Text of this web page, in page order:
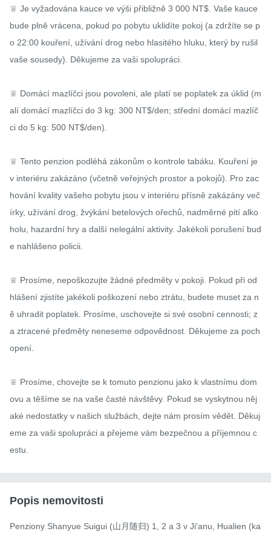
♕ Je vyžadována kauce ve výši přibližně 3 000 NT$. Vaše kauce
bude plně vrácena, pokud po pobytu uklidíte pokoj (a zdržíte se p
o 22:00 kouření, užívání drog nebo hlasitého hluku, který by rušil
vaše sousedy). Děkujeme za vaši spolupráci.
♕ Domácí mazlíčci jsou povoleni, ale platí se poplatek za úklid (m
alí domácí mazlíčci do 3 kg: 300 NT$/den; střední domácí mazlíč
ci do 5 kg: 500 NT$/den).
♕ Tento penzion podléhá zákonům o kontrole tabáku. Kouření je
v interiéru zakázáno (včetně veřejných prostor a pokojů). Pro zac
hování kvality vašeho pobytu jsou v interiéru přísně zakázány več
írky, užívání drog, žvýkání betelových ořechů, nadměrné pití alko
holu, hazardní hry a další nelegální aktivity. Jakékoli porušení bud
e nahlášeno policii.
♕ Prosíme, nepoškozujte žádné předměty v pokoji. Pokud při od
hlášení zjistíte jakékoli poškození nebo ztrátu, budete muset za n
ě uhradit poplatek. Prosíme, uschovejte si své osobní cennosti; z
a ztracené předměty neneseme odpovědnost. Děkujeme za poch
opení.
♕ Prosíme, chovejte se k tomuto penzionu jako k vlastnímu dom
ovu a těšíme se na vaše časté návštěvy. Pokud se vyskytnou něj
aké nedostatky v našich službách, dejte nám prosím vědět. Děkuj
eme za vaši spolupráci a přejeme vám bezpečnou a příjemnou c
estu.
Popis nemovitosti
Penziony Shanyue Suigui (山月随归) 1, 2 a 3 v Ji'anu, Hualien (ka